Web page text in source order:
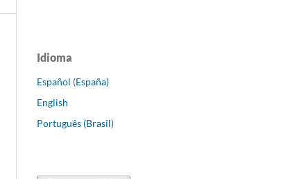
Idioma
Español (España)
English
Português (Brasil)